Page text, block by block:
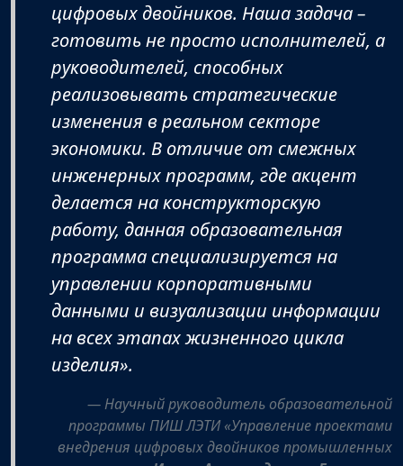
цифровых двойников. Наша задача –
готовить не просто исполнителей, а
руководителей, способных
реализовывать стратегические
изменения в реальном секторе
экономики. В отличие от смежных
инженерных программ, где акцент
делается на конструкторскую
работу, данная образовательная
программа специализируется на
управлении корпоративными
данными и визуализации информации
на всех этапах жизненного цикла
изделия».
Научный руководитель образовательной
программы ПИШ ЛЭТИ «Управление проектами
внедрения цифровых двойников промышленных